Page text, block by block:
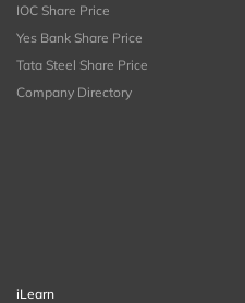
IOC Share Price
Yes Bank Share Price
Tata Steel Share Price
Company Directory
iLearn